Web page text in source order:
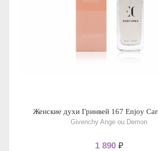
Женские духи Гринвей 167 Enjoy
Givenchy Ange ou Demon
1 890 ₽